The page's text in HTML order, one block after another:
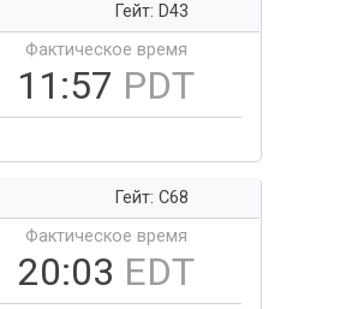
Гейт: D43
Фактическое время
11:57 PDT
Гейт: C68
Фактическое время
20:03 EDT